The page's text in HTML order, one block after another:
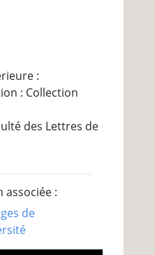
:
: Collection
des Lettres de
associée :
de